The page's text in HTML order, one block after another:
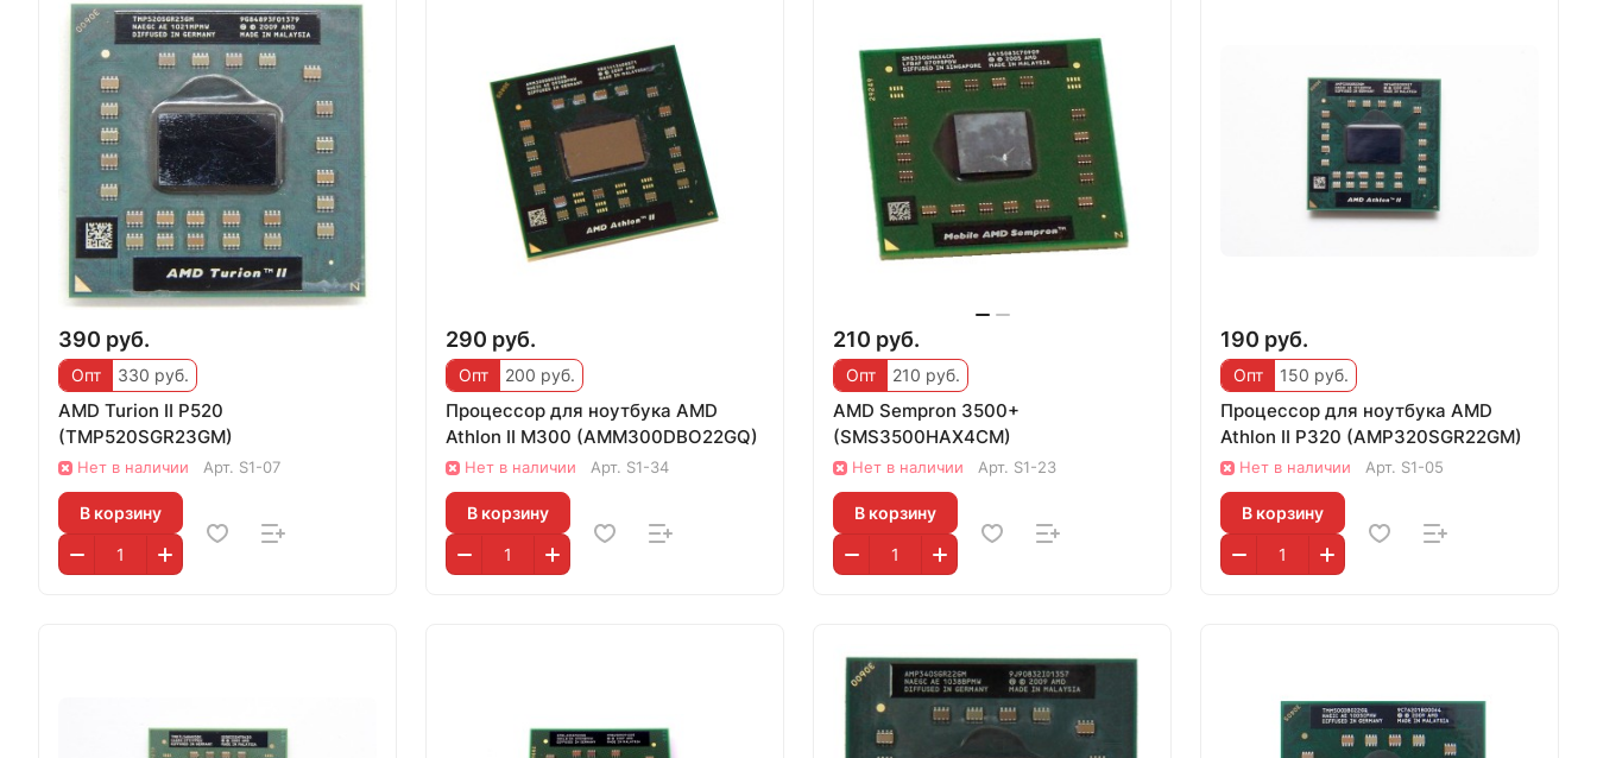
390 руб.
Опт 330 руб.
AMD Turion II P520
(TMP520SGR23GM)
Нет в наличии Арт. S1-07
В корзину
290 руб.
Опт 200 руб.
Процессор для ноутбука AMD
Athlon II M300 (AMM300DBO22GQ)
Нет в наличии Арт. S1-34
В корзину
210 руб.
Опт 210 руб.
AMD Sempron 3500+
(SMS3500HAX4CM)
Нет в наличии Арт. S1-23
В корзину
190 руб.
Опт 150 руб.
Процессор для ноутбука AMD
Athlon II P320 (AMP320SGR22GM)
Нет в наличии Арт. S1-05
В корзину